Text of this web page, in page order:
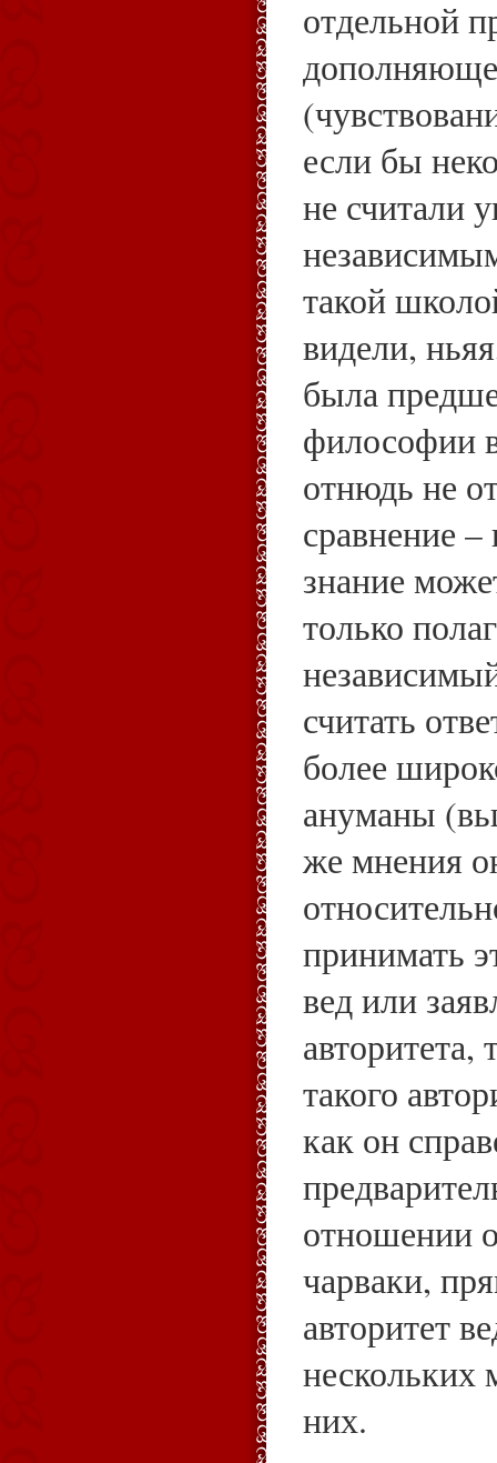
отдельной
если бы
не считали
такой
видели,
была
философии
отнюдь не
сравнение
знание
только
считать
более
ануманы
же мнения
принимать
вед или
авторитета,
такого
как он
отношении
чарваки,
авторитет
нескольких
них.